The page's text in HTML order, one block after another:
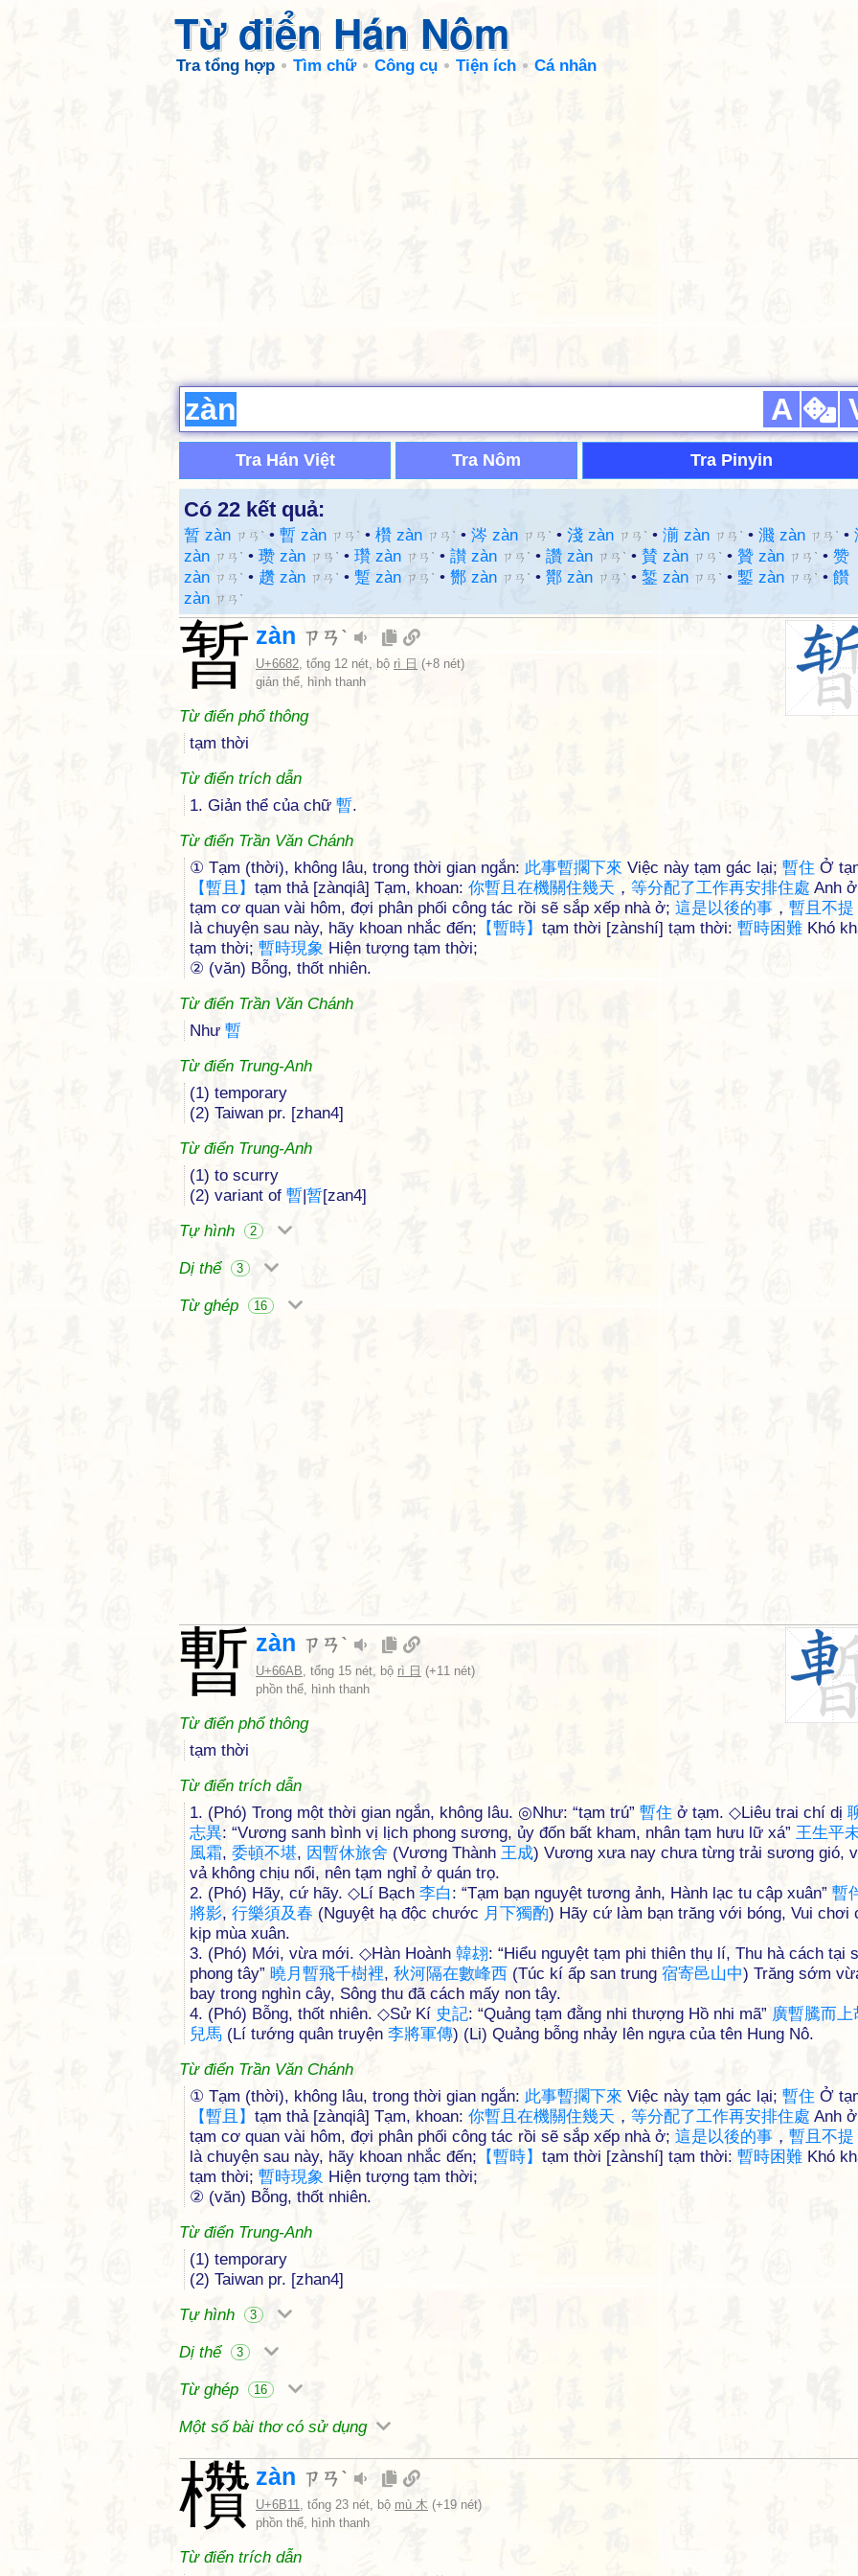
Từ điển Hán Nôm
Tra tổng hợp Tìm chữ Công cụ Tiện ích Cá nhân
A
Tra Hán Việt Tra Nôm Tra Pinyin
Có 22 kết quả:
暂 zàn ㄗㄢˋ • 暫 zàn ㄗㄢˋ • 欑 zàn ㄗㄢˋ • 涔 zàn ㄗㄢˋ • 淺 zàn ㄗㄢˋ • 湔 zàn ㄗㄢˋ • 濺 zàn ㄗㄢˋ •
zàn ㄗㄢˋ • 瓒 zàn ㄗㄢˋ • 瓚 zàn ㄗㄢˋ • 讃 zàn ㄗㄢˋ • 讚 zàn ㄗㄢˋ • 賛 zàn ㄗㄢˋ • 贊 zàn ㄗㄢˋ • 赞
zàn ㄗㄢˋ • 趲 zàn ㄗㄢˋ • 蹔 zàn ㄗㄢˋ • 酂 zàn ㄗㄢˋ • 酇 zàn ㄗㄢˋ • 錾 zàn ㄗㄢˋ • 鏨 zàn ㄗㄢˋ • 饡
zàn ㄗㄢˋ
暂 zàn ㄗㄢˋ
U+6682, tổng 12 nét, bộ rì 日 (+8 nét)
giản thể, hình thanh
Từ điển phổ thông
tạm thời
Từ điển trích dẫn
1. Giản thể của chữ 暫.
Từ điển Trần Văn Chánh
① Tạm (thời), không lâu, trong thời gian ngắn: 此事暫擱下來 Việc này tạm gác lại; 暫住 Ở
【暫 且 】 tạm thả [zànqiâ] Tạm, khoan: 你暫 且 在機關住幾天 ， 等分配了工作再安排住處 Anh ở
tạm cơ quan vài hôm, đợi phân phối công tác rồi sẽ sắp xếp nhà ở; 這是以後的事 ， 暫 且 不提
là chuyện sau này, hãy khoan nhắc đến; 【暫時】 tạm thời [zànshí] tạm thời: 暫時困難 Khó
tạm thời; 暫時現象 Hiện tượng tạm thời;
② (văn) Bỗng, thốt nhiên.
Từ điển Trần Văn Chánh
Như 暫
Từ điển Trung-Anh
(1) temporary
(2) Taiwan pr. [zhan4]
Từ điển Trung-Anh
(1) to scurry
(2) variant of 暫|暂[zan4]
Tự hình
2
Dị thể 3
Từ ghép 16
暫 zàn ㄗㄢˋ
U+66AB, tổng 15 nét, bộ rì 日 (+11 nét)
phồn thể, hình thanh
Từ điển phổ thông
tạm thời
Từ điển trích dẫn
1. (Phó) Trong một thời gian ngắn, không lâu. ◎Như: “tạm trú” 暫住 ở tạm. ◇Liêu trai chí dị
志異: “Vương sanh bình vị lịch phong sương, ủy đốn bất kham, nhân tạm hưu lữ xá” 王生平
風霜, 委頓不堪, 因暫休旅舍 (Vương Thành 王成) Vương xưa nay chưa từng trải sương gió,
vả không chịu nổi, nên tạm nghỉ ở quán trọ.
2. (Phó) Hãy, cứ hãy. ◇Lí Bạch 李白 : “Tạm bạn nguyệt tương ảnh, Hành lạc tu cập xuân” 暫
將影, 行樂須及春 (Nguyệt hạ độc chước 月 下獨酌) Hãy cứ làm bạn trăng với bóng, Vui chơi
kịp mùa xuân.
3. (Phó) Mới, vừa mới. ◇Hàn Hoành 韓翃: “Hiểu nguyệt tạm phi thiên thụ lí, Thu hà cách tại
phong tây” 曉月 暫飛千樹裡, 秋河隔在數峰西 (Túc kí ấp san trung 宿寄邑山中) Trăng sớm
bay trong nghìn cây, Sông thu đã cách mấy non tây.
4. (Phó) Bỗng, thốt nhiên. ◇Sử Kí 史記: “Quảng tạm đằng nhi thượng Hồ nhi mã” 廣暫騰而上
兒馬 (Lí tướng quân truyện 李將軍傳) (Li) Quảng bỗng nhảy lên ngựa của tên Hung Nô.
Từ điển Trần Văn Chánh
① Tạm (thời), không lâu, trong thời gian ngắn: 此事暫擱下來 Việc này tạm gác lại; 暫住 Ở
【暫 且 】 tạm thả [zànqiâ] Tạm, khoan: 你暫 且 在機關住幾天 ， 等分配了工作再安排住處 Anh ở
tạm cơ quan vài hôm, đợi phân phối công tác rồi sẽ sắp xếp nhà ở; 這是以後的事 ， 暫 且 不提
là chuyện sau này, hãy khoan nhắc đến; 【暫時】 tạm thời [zànshí] tạm thời: 暫時困難 Khó
tạm thời; 暫時現象 Hiện tượng tạm thời;
② (văn) Bỗng, thốt nhiên.
Từ điển Trung-Anh
(1) temporary
(2) Taiwan pr. [zhan4]
Tự hình
3
Dị thể 3
Từ ghép 16
Một số bài thơ có sử dụng
欑 zàn ㄗㄢˋ
U+6B11, tổng 23 nét, bộ mù 木 (+19 nét)
phồn thể, hình thanh
Từ điển trích dẫn